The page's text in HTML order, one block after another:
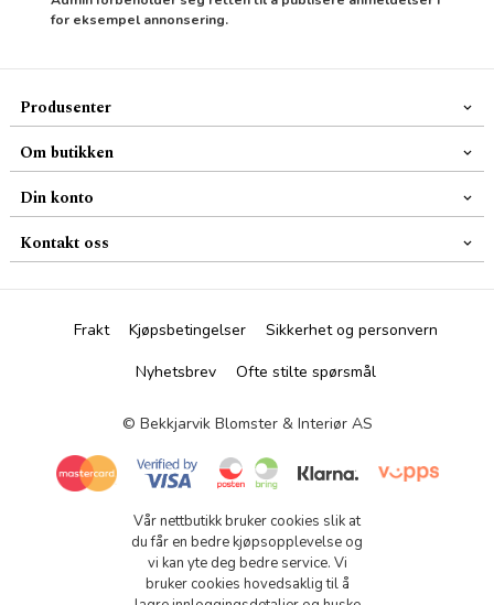
for eksempel annonsering.
Produsenter
Om butikken
Din konto
Kontakt oss
Frakt Kjøpsbetingelser
Sikkerhet og personvern
Nyhetsbrev
Ofte stilte spørsmål
© Bekkjarvik Blomster & Interiør AS
Vår nettbutikk bruker cookies slik at
du får en bedre kjøpsopplevelse og
vi kan yte deg bedre service. Vi
bruker cookies hovedsaklig til å